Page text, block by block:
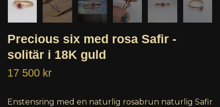
Precious six med rosa Safir -
solitär i 18K guld
17 500 kr
Enstensring med en naturlig rosabrun naturlig Safir